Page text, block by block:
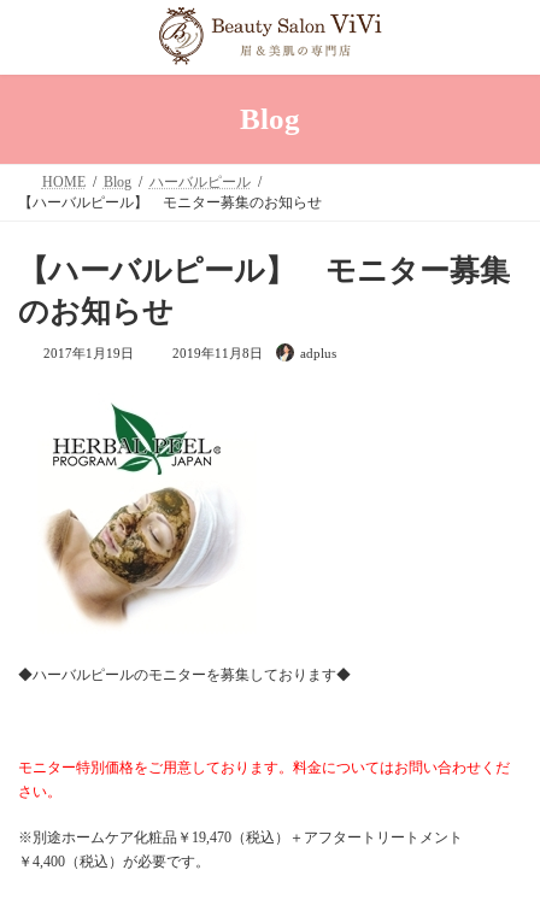
Blog
HOME Blog
ハーバルピール
【ハーバルピール】 モニター募集のお知らせ
【ハーバルピール】 モニター募集
のお知らせ
2017年1月19日
最
時
:
2019年11月8日 adplus
◆ハーバルピールのモニターを募集しております◆
モニター特別価格をご用意しております。料金についてはお問い合わせくだ
さい。
※別途ホームケア化粧品￥19,470（税込）＋アフタートリートメント
￥4,400（税込）が必要です。